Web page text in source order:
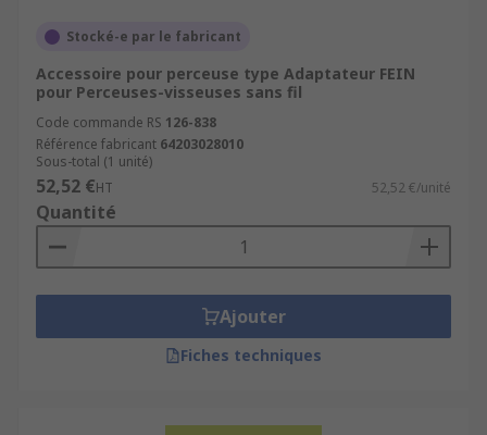
Stocké-e par le fabricant
Accessoire pour perceuse type Adaptateur FEIN
pour Perceuses-visseuses sans fil
Code commande RS 126-838
Référence fabricant 64203028010
Sous-total (1 unité)
52,52 €HT 52,52 €/unité
Quantité
Ajouter
Fiches techniques